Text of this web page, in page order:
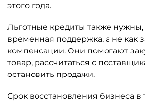
этого года.
Льготные кредиты также нужны,
временная поддержка, а не как
компенсации. Они помогают
товар, рассчитаться с
остановить продажи.
Срок восстановления бизнеса в